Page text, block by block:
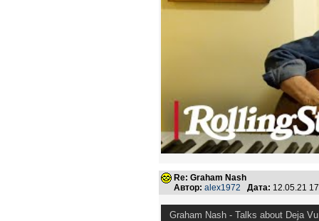
Re: Graham Nash
Автор: alex1972 Дата: 12.05.21
Graham Nash - Talks about Deja